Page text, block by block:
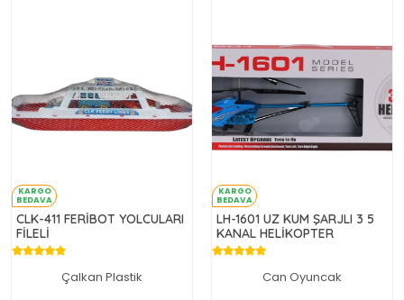
KARGO
BEDAVA
CLK-411 FERİBOT YOLCULARI
FİLELİ
Çalkan Plastik
387.99 TL
KARGO
BEDAVA
LH-1601 UZ KUM ŞARJLI 3 5
KANAL HELİKOPTER
Can Oyuncak
3,742.99 TL